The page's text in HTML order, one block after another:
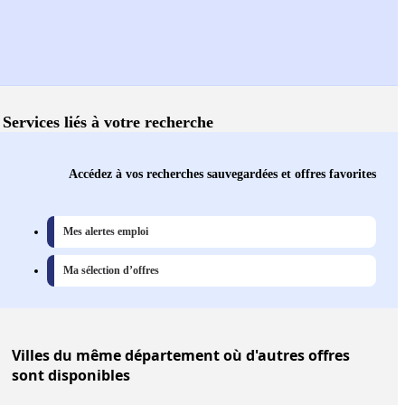
Services liés à votre recherche
Accédez à vos recherches sauvegardées et offres favorites
Mes alertes emploi
Ma sélection d’offres
Villesdu même département où d'autres offres
sont disponibles